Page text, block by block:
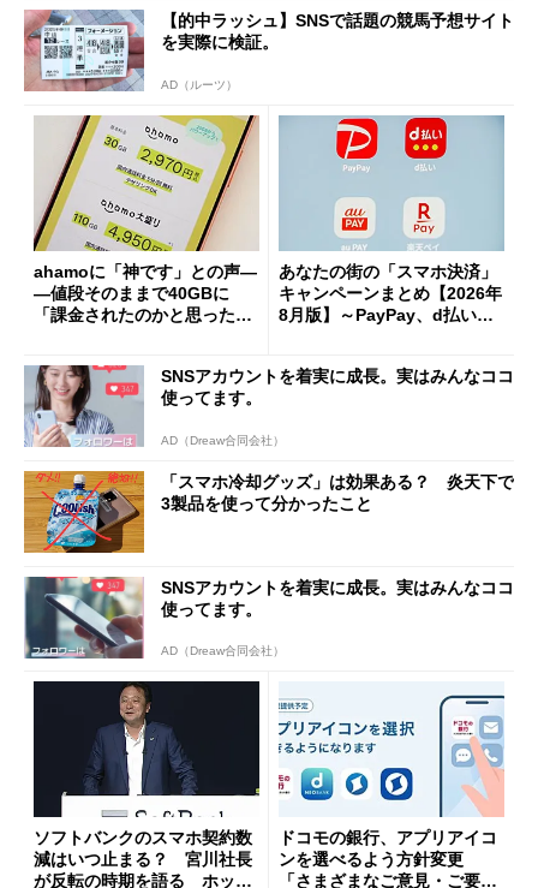
【的中ラッシュ】SNSで話題の競馬予想サイト
を実際に検証。
AD（ルーツ）
ahamoに「神です」との声―
―値段そのままで40GBに
「課金されたのかと思った」
あなたの街の「スマホ決済」
キャンペーンまとめ【2026年
8月版】～PayPay、d払い、a
SNSアカウントを着実に成長。実はみんなココ
使ってます。
AD（Dreaw合同会社）
「スマホ冷却グッズ」は効果ある？ 炎天下で
3製品を使って分かったこと
SNSアカウントを着実に成長。実はみんなココ
使ってます。
AD（Dreaw合同会社）
ソフトバンクのスマホ契約数
減はいつ止まる？ 宮川社長
が反転の時期を語る ホッピ
ドコモの銀行、アプリアイコ
ンを選べるよう方針変更
「さまざまなご意見・ご要望